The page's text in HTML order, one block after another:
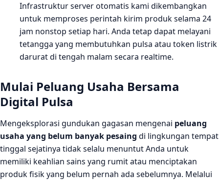
Infrastruktur server otomatis kami dikembangkan
untuk memproses perintah kirim produk selama 24
jam nonstop setiap hari. Anda tetap dapat melayani
tetangga yang membutuhkan pulsa atau token listrik
darurat di tengah malam secara realtime.
Mulai Peluang Usaha Bersama
Digital Pulsa
Mengeksplorasi gundukan gagasan mengenai peluang
usaha yang belum banyak pesaing di lingkungan tempat
tinggal sejatinya tidak selalu menuntut Anda untuk
memiliki keahlian sains yang rumit atau menciptakan
produk fisik yang belum pernah ada sebelumnya. Melalui